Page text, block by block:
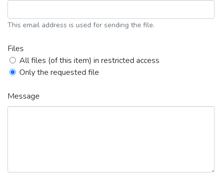
This email address is used for sending the file.
Files
All files (of this item) in restricted access
Only the requested file
Message